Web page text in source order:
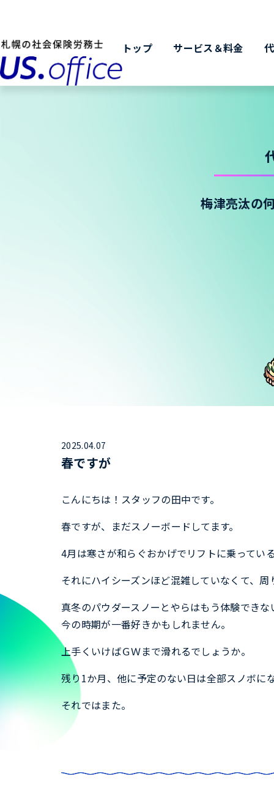
トップ サービス＆料金
梅津亮汰の
2025.04.07
春ですが
こんにちは！スタッフの田中です。
春ですが、まだスノーボードしてます。
4月は寒さが和らぐおかげでリフトに乗ってい
それにハイシーズンほど混雑していなくて、
真冬のパウダースノーとやらはもう体験でき
今の時期が一番好きかもしれません。
上手くいけばＧＷまで滑れるでしょうか。
残り1か月、他に予定のない日は全部スノボに
それではまた。